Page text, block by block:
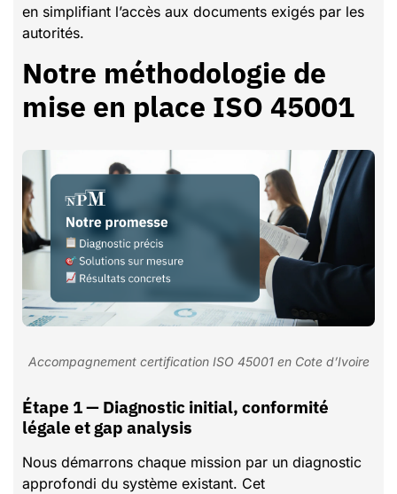
en simplifiant l’accès aux documents exigés par les
autorités.
Notre méthodologie de
mise en place ISO 45001
Accompagnement certification ISO 45001 en Cote d’Ivoire
Étape 1 — Diagnostic initial, conformité
légale et gap analysis
Nous démarrons chaque mission par un diagnostic
approfondi du système existant. Cet